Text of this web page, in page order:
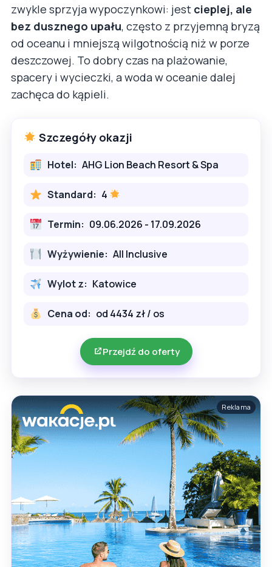
zwykle sprzyja wypoczynkowi: jest cieplej, ale
bez dusznego upału, często z przyjemną bryzą
od oceanu i mniejszą wilgotnością niż w porze
deszczowej. To dobry czas na plażowanie,
spacery i wycieczki, a woda w oceanie dalej
zachęca do kąpieli.
Szczegóły okazji
Hotel: AHG Lion Beach Resort & Spa
Standard: 4
Termin: 09.06.2026 - 17.09.2026
Wyżywienie: All Inclusive
Wylot z: Katowice
Cena od: od 4434 zł / os
Przejdź do oferty
Reklama